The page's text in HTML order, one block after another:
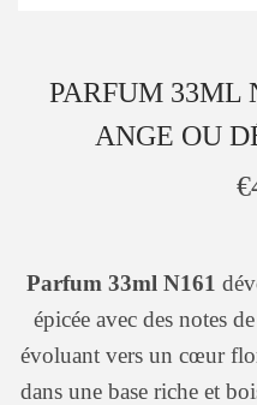
PARFUM 33ML
ANGE OU
€
Parfum 33ml N161
épicée avec des notes
évoluant vers un cœur
dans une base riche et